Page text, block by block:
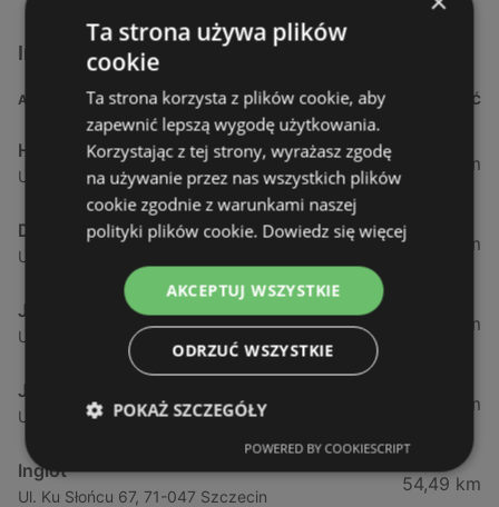
Inne sklepy Kosmetyki w pobliżu
ADRES ODLEGŁOŚĆ
Hebe
Ul. Kościuszki 15, 72-600 Świnoujście
1,61 km
Drogeria Jasmin
Ul. Mickiewicza 4, 72-400 Kamień Pomorski
34,18 km
Jawa Drogerie
Ul. Pck 7, 72-010 Police
44,24 km
Jawa Drogerie
Ul. Piłsudskiego 12/2, 72-010 Police
44,48 km
Inglot
Ul. Ku Słońcu 67, 71-047 Szczecin
54,49 km
Ta strona używa plików
cookie
Ta strona korzysta z plików cookie, aby
zapewnić lepszą wygodę użytkowania.
Korzystając z tej strony, wyrażasz zgodę
na używanie przez nas wszystkich plików
cookie zgodnie z warunkami naszej
polityki plików cookie. Dowiedz się więcej
AKCEPTUJ WSZYSTKIE
ODRZUĆ WSZYSTKIE
POKAŻ SZCZEGÓŁY
POWERED BY COOKIESCRIPT